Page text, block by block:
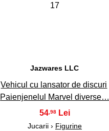
17
Jazwares LLC
Vehicul cu lansator de discuri
Paienjenelul Marvel diverse…
54,98
Jucarii › Figurine